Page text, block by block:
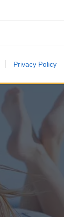
Privacy Policy
Daten sind
Daten eingibt.